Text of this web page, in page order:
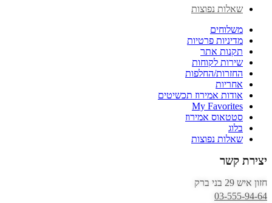
שאלות נפוצות
משלוחים
מדיניות פרטיות
תקנות אתר
שירות לקוחות
החזרות/החלפות
אחריות
אודות אמירוז תכשיטים
My Favorites
סטטאוס אמירוז
בלוג
שאלות נפוצות
יצירת קשר
חזון איש 29 בני ברק
03-555-94-64